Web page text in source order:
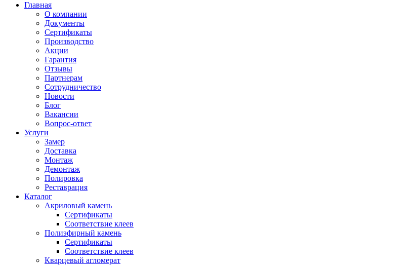
Главная
О компании
Документы
Сертификаты
Производство
Акции
Гарантия
Отзывы
Партнерам
Сотрудничество
Новости
Блог
Вакансии
Вопрос-ответ
Услуги
Замер
Доставка
Монтаж
Демонтаж
Полировка
Реставрация
Каталог
Акриловый камень
Сертификаты
Соответствие клеев
Полиэфирный камень
Сертификаты
Соответствие клеев
Кварцевый агломерат